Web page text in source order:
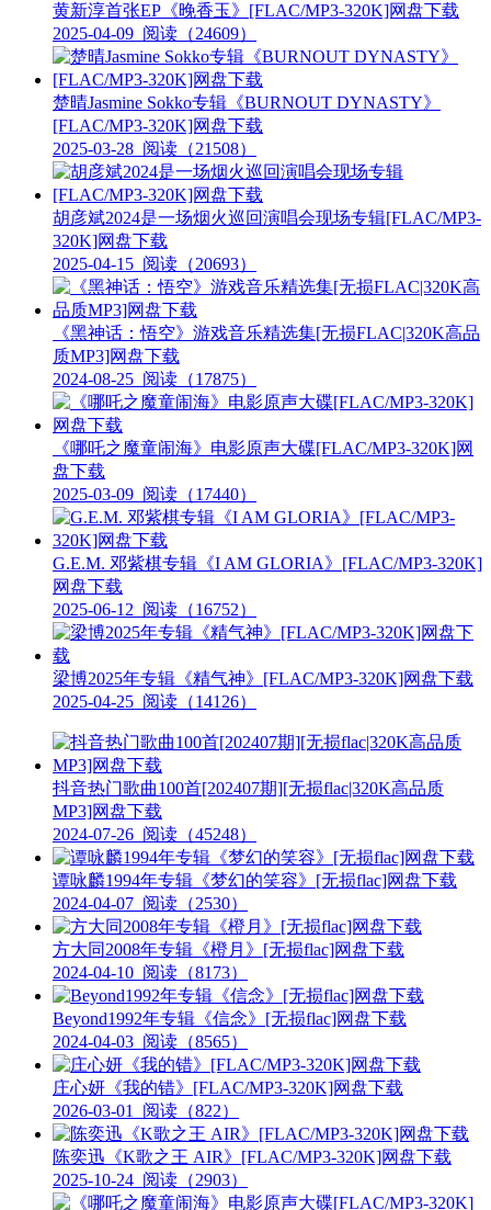
黄新淳首张EP《晚香玉》[FLAC/MP3-320K]网盘下载
2025-04-09 阅读（24609）
楚晴Jasmine Sokko专辑《BURNOUT DYNASTY》
[FLAC/MP3-320K]网盘下载
2025-03-28 阅读（21508）
胡彦斌2024是一场烟火巡回演唱会现场专辑[FLAC/MP3-
320K]网盘下载
2025-04-15 阅读（20693）
《黑神话：悟空》游戏音乐精选集[无损FLAC|320K高品
质MP3]网盘下载
2024-08-25 阅读（17875）
《哪吒之魔童闹海》电影原声大碟[FLAC/MP3-320K]网
盘下载
2025-03-09 阅读（17440）
G.E.M. 邓紫棋专辑《I AM GLORIA》[FLAC/MP3-320K]
网盘下载
2025-06-12 阅读（16752）
梁博2025年专辑《精气神》[FLAC/MP3-320K]网盘下载
2025-04-25 阅读（14126）
抖音热门歌曲100首[202407期][无损flac|320K高品质
MP3]网盘下载
2024-07-26 阅读（45248）
谭咏麟1994年专辑《梦幻的笑容》[无损flac]网盘下载
2024-04-07 阅读（2530）
方大同2008年专辑《橙月》[无损flac]网盘下载
2024-04-10 阅读（8173）
Beyond1992年专辑《信念》[无损flac]网盘下载
2024-04-03 阅读（8565）
庄心妍《我的错》[FLAC/MP3-320K]网盘下载
2026-03-01
阅读（822）
陈奕迅《K歌之王 AIR》[FLAC/MP3-320K]网盘下载
2025-10-24 阅读（2903）